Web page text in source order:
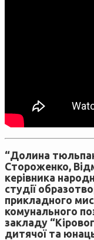
“Долина
Стороженко,
керівника
студії
прикладного
комунального
закладу
дитячої та